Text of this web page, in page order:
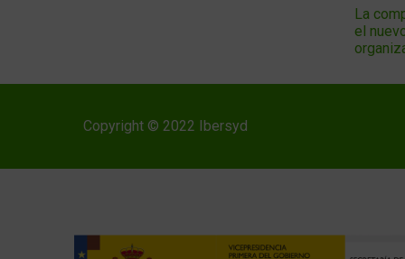
La
el
Copyright © 2022 Ibersyd